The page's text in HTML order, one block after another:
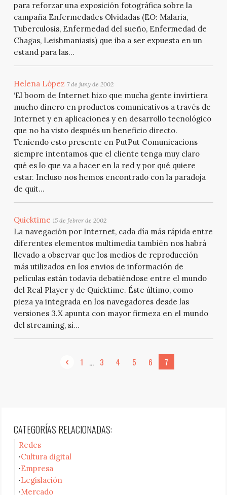
para reforzar una exposición fotográfica sobre la
campaña Enfermedades Olvidadas (EO: Malaria,
Tuberculosis, Enfermedad del sueño, Enfermedad de
Chagas, Leishmaniasis) que iba a ser expuesta en un
estand para las...
Helena López 7 de juny de 2002
‘El boom de Internet hizo que mucha gente invirtiera
mucho dinero en productos comunicativos a través de
Internet y en aplicaciones y en desarrollo tecnológico
que no ha visto después un beneficio directo.
Teniendo esto presente en PutPut Comunicacions
siempre intentamos que el cliente tenga muy claro
qué es lo que va a hacer en la red y por qué quiere
estar. Incluso nos hemos encontrado con la paradoja
de quit...
Quicktime 15 de febrer de 2002
La navegación por Internet, cada día más rápida entre
diferentes elementos multimedia también nos habrá
llevado a observar que los medios de reproducción
más utilizados en los envios de información de
películas están todavía debatiéndose entre el mundo
del Real Player y de Quicktime. Éste último, como
pieza ya integrada en los navegadores desde las
versiones 3.X apunta con mayor firmeza en el mundo
del streaming, si...
1 ... 3 4 5 6 7
CATEGORÍAS RELACIONADAS:
Redes
Cultura digital
Empresa
Legislación
Mercado